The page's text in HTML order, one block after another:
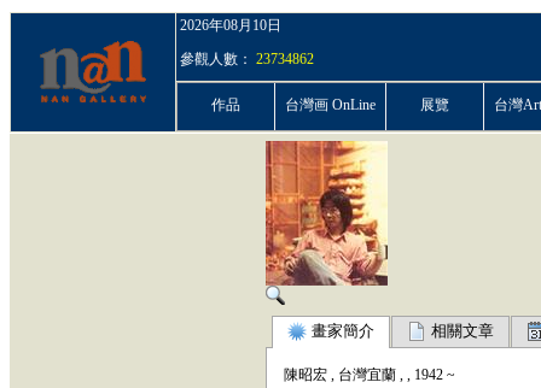
2026年08月10日
參觀人數： 23734862
作品 台灣画 OnLine 展覽 台灣
畫家簡介 相關文章
陳昭宏 , 台灣宜蘭 , , 1942 ~